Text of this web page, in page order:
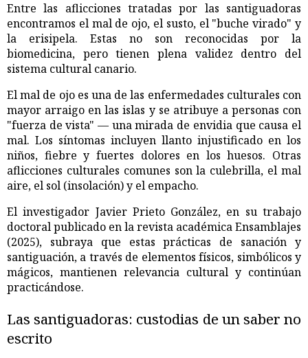
Entre las aflicciones tratadas por las santiguadoras
encontramos el mal de ojo, el susto, el "buche virado" y
la erisipela. Estas no son reconocidas por la
biomedicina, pero tienen plena validez dentro del
sistema cultural canario.
El mal de ojo es una de las enfermedades culturales con
mayor arraigo en las islas y se atribuye a personas con
"fuerza de vista" — una mirada de envidia que causa el
mal. Los síntomas incluyen llanto injustificado en los
niños, fiebre y fuertes dolores en los huesos. Otras
aflicciones culturales comunes son la culebrilla, el mal
aire, el sol (insolación) y el empacho.
El investigador Javier Prieto González, en su trabajo
doctoral publicado en la revista académica Ensamblajes
(2025), subraya que estas prácticas de sanación y
santiguación, a través de elementos físicos, simbólicos y
mágicos, mantienen relevancia cultural y continúan
practicándose.
Las santiguadoras: custodias de un saber no
escrito